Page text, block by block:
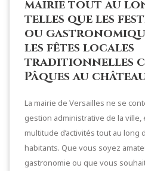
mairie tout au
telles que les
ou
les fêtes locales
traditionnelles
Pâques au
La mairie de Versailles ne se
gestion administrative de la
multitude d’activités tout au long
habitants. Que vous soyez
gastronomie ou que vous